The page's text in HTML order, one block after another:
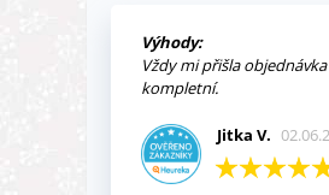
Výhody:
Vždy mi přišla
kompletní.
Jitka V.